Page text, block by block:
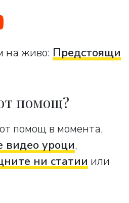
на живо: Предстоящи
помощ?
помощ в момента,
видео уроци,
ни статии или